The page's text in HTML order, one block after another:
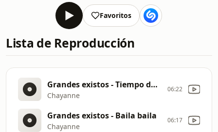
Favoritos
Lista de Reproducción
Grandes existos - Tiempo de vals
Chayanne
06:22
Grandes existos - Baila baila
Chayanne
06:17